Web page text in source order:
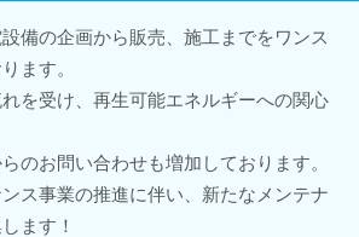
備の企画から販売、施工までをワンス
ます。
を受け、再生可能エネルギーへの関心
のお問い合わせも増加しております。
ス事業の推進に伴い、新たなメンテナ
ます！